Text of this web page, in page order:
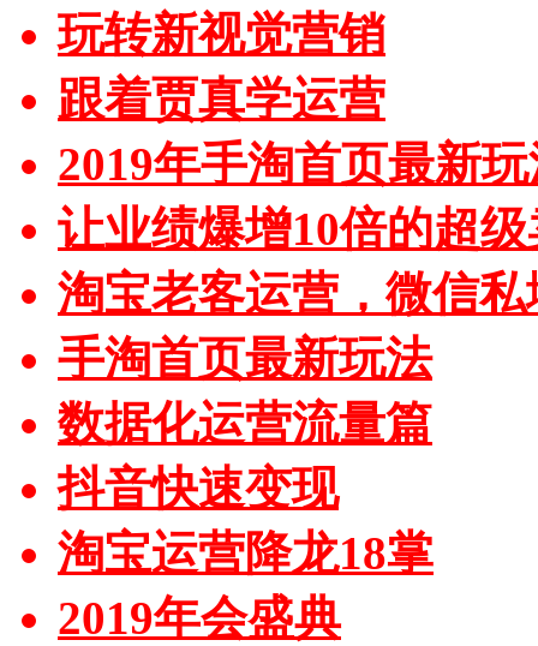
玩转新视觉营销
跟着贾真学运营
2019年手淘首页最新
让业绩爆增10倍的超
淘宝老客运营，微信私
手淘首页最新玩法
数据化运营流量篇
抖音快速变现
淘宝运营降龙18掌
2019年会盛典